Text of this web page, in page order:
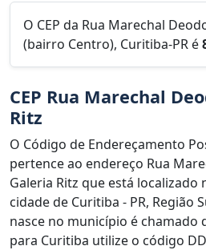
O CEP da Rua Marechal
(bairro Centro), Curitiba-PR é
CEP Rua Marechal
Ritz
O Código de Endereçamento
pertence ao endereço Rua
Galeria Ritz que está localizado
cidade de Curitiba - PR, Região
nasce no município é chamado
para Curitiba utilize o código